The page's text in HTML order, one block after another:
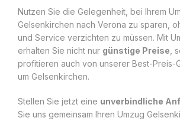
Nutzen Sie die Gelegenheit, bei Ihrem
Gelsenkirchen nach Verona zu sparen,
und Service verzichten zu müssen. Mit
erhalten Sie nicht nur günstige Preise ,
profitieren auch von unserer Best-Preis-
um Gelsenkirchen.
Stellen Sie jetzt eine unverbindliche
Sie uns gemeinsam Ihren Umzug